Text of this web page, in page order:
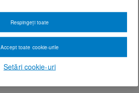
Setări cookie-uri
Respingeți toate
Accept toate cookie-urile